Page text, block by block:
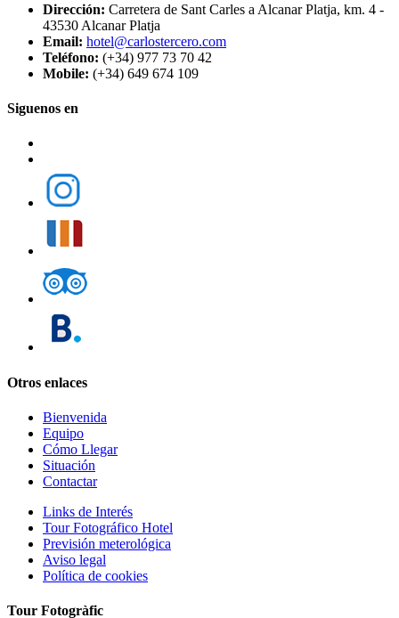
Dirección: Carretera de Sant Carles a Alcanar Platja, km. 4 -
43530 Alcanar Platja
Email: hotel@carlostercero.com
Teléfono: (+34) 977 73 70 42
Mobile: (+34) 649 674 109
Siguenos en
Otros enlaces
Bienvenida
Equipo
Cómo Llegar
Situación
Contactar
Links de Interés
Tour Fotográfico Hotel
Previsión meterológica
Aviso legal
Política de cookies
Tour Fotogràfic